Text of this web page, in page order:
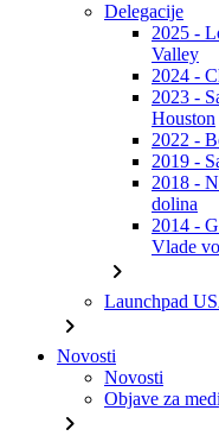
Delegacije
2025 -
Valley
2024 -
2023 -
Houston
2022 -
2019 -
2018 -
dolina
2014 -
Vlade
chevron_right
Launchpad
chevron_right
Novosti
Novosti
Objave za
chevron_right